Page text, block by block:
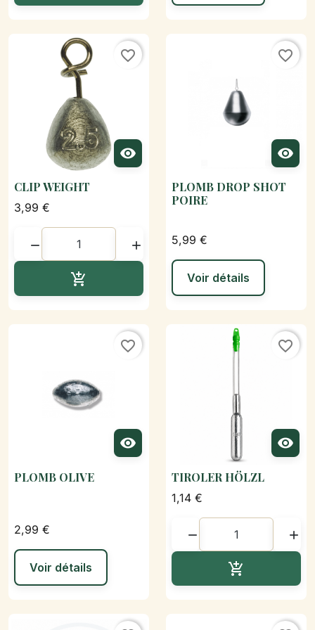

favorite_border
CLIP WEIGHT
3,99 €
 


favorite_border
PLOMB DROP SHOT
POIRE
5,99 €
Voir détails

favorite_border
PLOMB OLIVE
2,99 €
Voir détails

favorite_border
TIROLER HÖLZL
1,14 €
 
